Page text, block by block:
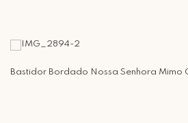
Bastidor Bordado Nossa Senhora Mimo